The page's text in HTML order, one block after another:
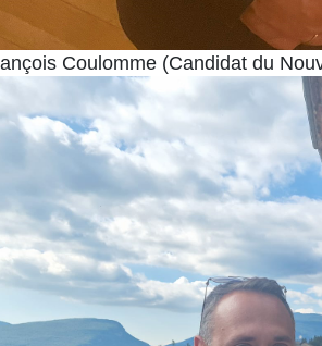
Coulomme (Candidat du